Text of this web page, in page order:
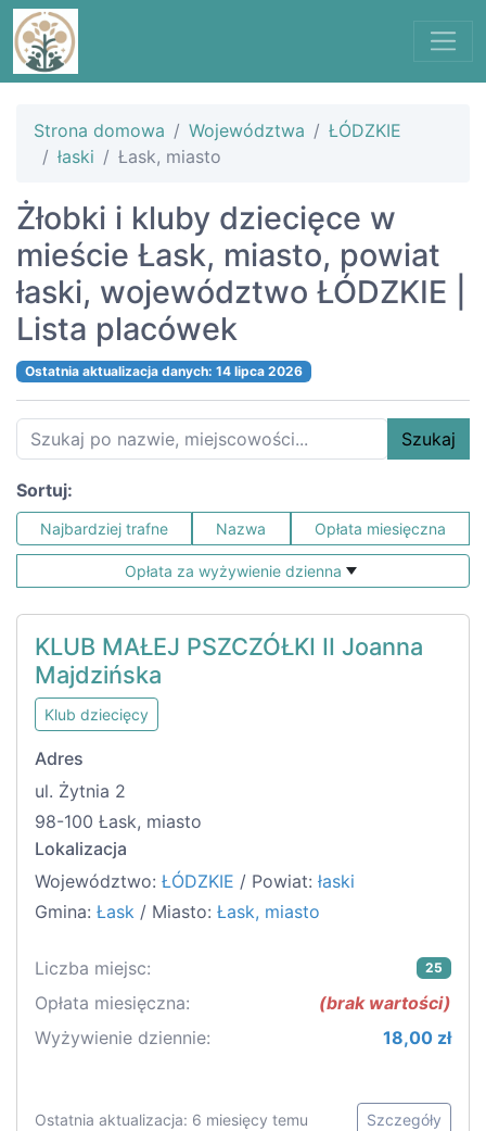
Strona domowa Województwa
ŁÓDZKIE
łaski
Łask, miasto
Żłobki i kluby dziecięce w
mieście Łask, miasto, powiat
łaski, województwo ŁÓDZKIE |
Lista placówek
Ostatnia aktualizacja danych: 14 lipca 2026
Szukaj
Sortuj:
Najbardziej trafne Nazwa Opłata miesięczna
Opłata za wyżywienie dzienna
KLUB MAŁEJ PSZCZÓŁKI II Joanna
Majdzińska
Klub dziecięcy
Adres
ul. Żytnia 2
98-100 Łask, miasto
Lokalizacja
Województwo: ŁÓDZKIE / Powiat: łaski
Gmina: Łask / Miasto: Łask, miasto
Liczba miejsc: 25
Opłata miesięczna:
(brak wartości)
Wyżywienie dziennie:
18,00 zł
Ostatnia aktualizacja: 6 miesięcy temu Szczegóły